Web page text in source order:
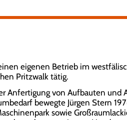
eigenen Betrieb im
Pritzwalk tätig.
Anfertigung von Aufbauten und
bewegte Jürgen Stern
sowie